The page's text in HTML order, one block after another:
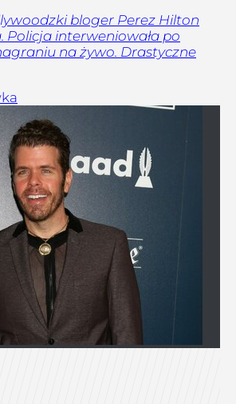
bloger Perez Hilton
Policja interweniowała po
na żywo. Drastyczne